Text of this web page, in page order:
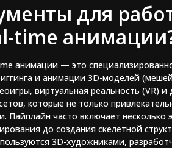
для
time
анимации — это
и анимации 3D-моделей
виртуальная реальность (VR) и
которые не только
Пайплайн часто включает несколько
до создания скелетной
3D-художниками,